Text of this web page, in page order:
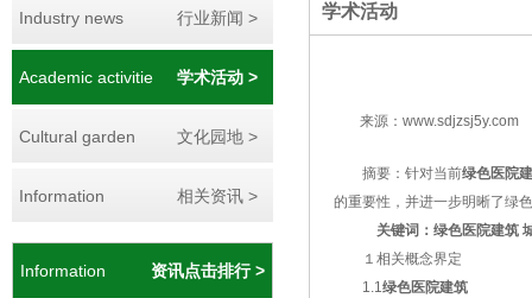
行业新闻 >
Industry news
学术活动 >
Academic activitie
文化园地 >
Cultural garden
相关资讯 >
Information
Information 资讯点击排行 >
学术活动
来源：www.sdjzsj5y.com
摘要：针对当前绿色医院
的重要性，并进一步明晰了绿
关键词：绿色医院建筑
１相关概念界定
1.1绿色医院建筑